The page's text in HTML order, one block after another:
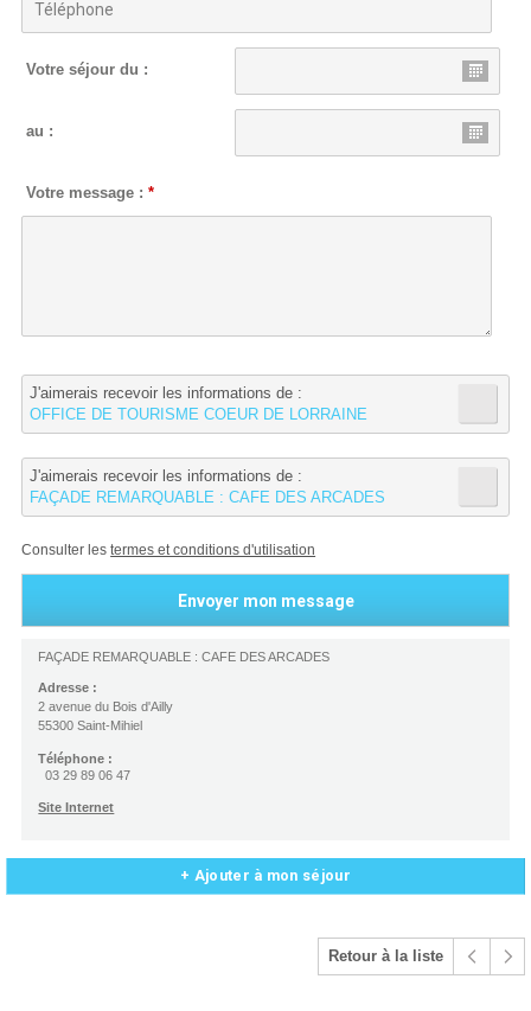
Votre séjour du :
au :
Votre message :*
J'aimerais recevoir les informations de :
OFFICE DE TOURISME COEUR DE LORRAINE
J'aimerais recevoir les informations de :
FAÇADE REMARQUABLE : CAFE DES ARCADES
Consulter lestermes et conditions d'utilisation
FAÇADE REMARQUABLE : CAFE DES ARCADES
Adresse :
2 avenue du Bois d'Ailly
55300 Saint-Mihiel
Téléphone :
03 29 89 06 47
Site Internet
+ Ajouter à mon séjour
Retour à la liste